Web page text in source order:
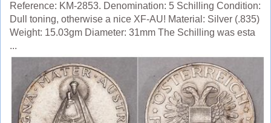
Reference: KM-2853. Denomination: 5 Schilling Condition:
Dull toning, otherwise a nice XF-AU! Material: Silver (.835)
Weight: 15.03gm Diameter: 31mm The Schilling was esta
...